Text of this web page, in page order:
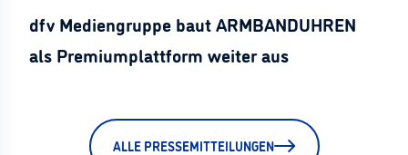
dfv Mediengruppe baut ARMBANDUHREN
als Premiumplattform weiter aus
ALLE PRESSEMITTEILUNGEN